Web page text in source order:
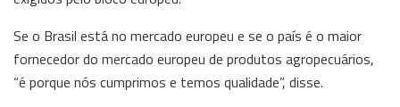
Se o Brasil está no mercado europeu e se o país é o maior
fornecedor do mercado europeu de produtos agropecuários,
“é porque nós cumprimos e temos qualidade”, disse.